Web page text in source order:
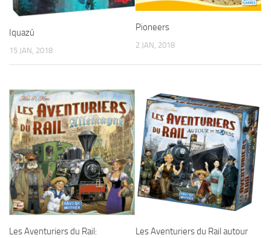
Iquazú
15 JAN, 2018
Pioneers
2 JAN, 2018
Les Aventuriers du Rail:
Les Aventuriers du Rail autour